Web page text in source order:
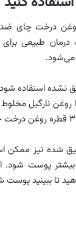
درخت چای
طبیعی
می‌شود.
نشده استفاده
شده نیز ممکن
بیشتر پوست
تا ببینید